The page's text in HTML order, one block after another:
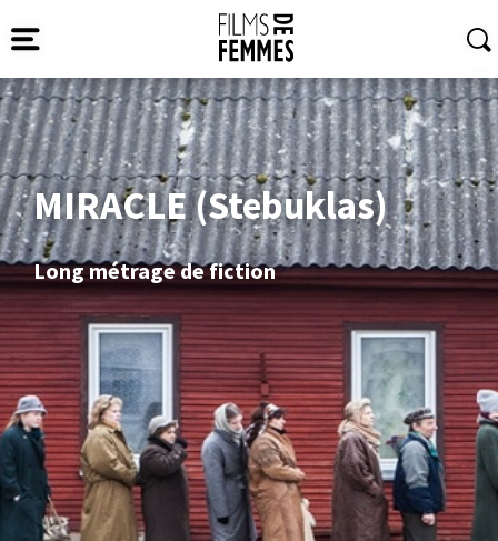
MIRACLE (Stebuklas)
Long métrage de fiction